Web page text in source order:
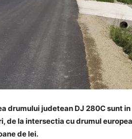
drumului judetean DJ 280C sunt
de la intersectia cu drumul
de lei.